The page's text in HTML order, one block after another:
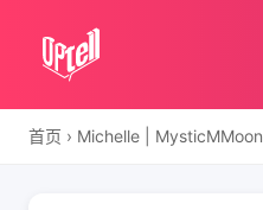
首页 › Michelle | MysticMMoon